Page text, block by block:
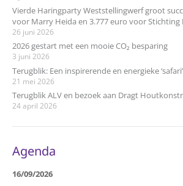
Vierde Haringparty Weststellingwerf groot
voor Marry Heida en 3.777 euro voor Stichting
26 juni 2026
2026 gestart met een mooie CO₂ besparing
3 juni 2026
Terugblik: Een inspirerende en energieke
21 mei 2026
Terugblik ALV en bezoek aan Dragt
24 april 2026
Agenda
16/09/2026